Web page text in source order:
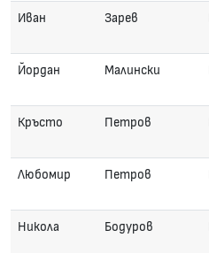
Иван Зарев
Йордан Малински
Кръсто Петров
Любомир Петров
Никола Бодуров